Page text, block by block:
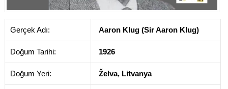
Gerçek Adı: Aaron Klug (Sir Aaron Klug)
Doğum Tarihi: 1926
Doğum Yeri: Želva, Litvanya